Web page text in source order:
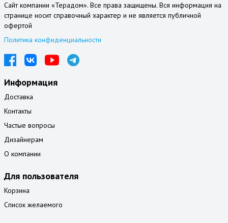
Сайт компании «Терадом». Все права защищены. Вся информация на
странице носит справочный характер и не является публичной
офертой
Политика конфиденциальности
Информация
Доставка
Контакты
Частые вопросы
Дизайнерам
О компании
Для пользователя
Корзина
Список желаемого